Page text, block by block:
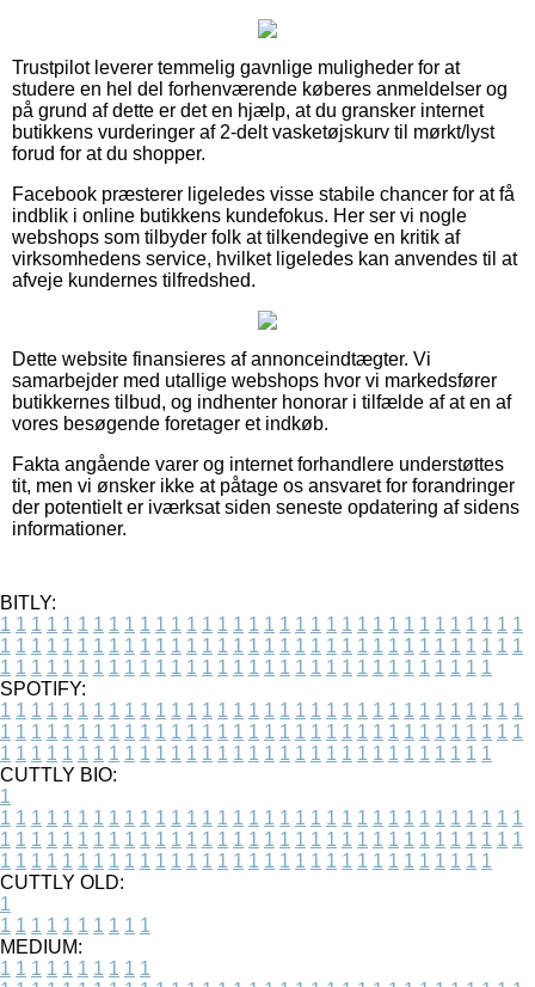
Trustpilot leverer temmelig gavnlige muligheder for at
studere en hel del forhenværende køberes anmeldelser og
på grund af dette er det en hjælp, at du gransker internet
butikkens vurderinger af 2-delt vasketøjskurv til mørkt/lyst
forud for at du shopper.
Facebook præsterer ligeledes visse stabile chancer for at få
indblik i online butikkens kundefokus. Her ser vi nogle
webshops som tilbyder folk at tilkendegive en kritik af
virksomhedens service, hvilket ligeledes kan anvendes til at
afveje kundernes tilfredshed.
Dette website finansieres af annonceindtægter. Vi
samarbejder med utallige webshops hvor vi markedsfører
butikkernes tilbud, og indhenter honorar i tilfælde af at en af
vores besøgende foretager et indkøb.
Fakta angående varer og internet forhandlere understøttes
tit, men vi ønsker ikke at påtage os ansvaret for forandringer
der potentielt er iværksat siden seneste opdatering af sidens
informationer.
BITLY:
1 1 1 1 1 1 1 1 1 1 1 1 1 1 1 1 1 1 1 1 1 1 1 1 1 1 1 1 1 1 1 1 1 1
1 1 1 1 1 1 1 1 1 1 1 1 1 1 1 1 1 1 1 1 1 1 1 1 1 1 1 1 1 1 1 1 1 1
1 1 1 1 1 1 1 1 1 1 1 1 1 1 1 1 1 1 1 1 1 1 1 1 1 1 1 1 1 1 1 1
SPOTIFY:
1 1 1 1 1 1 1 1 1 1 1 1 1 1 1 1 1 1 1 1 1 1 1 1 1 1 1 1 1 1 1 1 1 1
1 1 1 1 1 1 1 1 1 1 1 1 1 1 1 1 1 1 1 1 1 1 1 1 1 1 1 1 1 1 1 1 1 1
1 1 1 1 1 1 1 1 1 1 1 1 1 1 1 1 1 1 1 1 1 1 1 1 1 1 1 1 1 1 1 1
CUTTLY BIO:
1
1 1 1 1 1 1 1 1 1 1 1 1 1 1 1 1 1 1 1 1 1 1 1 1 1 1 1 1 1 1 1 1 1 1
1 1 1 1 1 1 1 1 1 1 1 1 1 1 1 1 1 1 1 1 1 1 1 1 1 1 1 1 1 1 1 1 1 1
1 1 1 1 1 1 1 1 1 1 1 1 1 1 1 1 1 1 1 1 1 1 1 1 1 1 1 1 1 1 1 1
CUTTLY OLD:
1
1 1 1 1 1 1 1 1 1 1
MEDIUM:
1 1 1 1 1 1 1 1 1 1